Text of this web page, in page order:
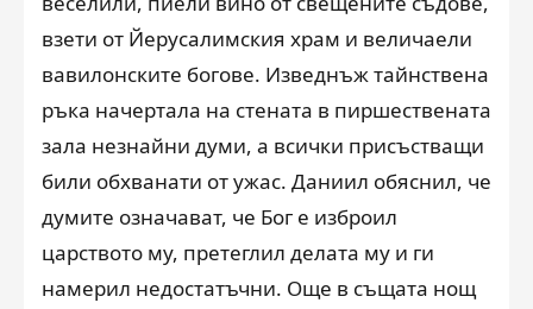
взети от Йерусалимския храм и величаели
вавилонските богове. Изведнъж тайнствена
ръка начертала на стената в пиршествената
зала незнайни думи, а всички присъстващи
били обхванати от ужас. Даниил обяснил, че
думите означават, че Бог е изброил
царството му, претеглил делата му и ги
намерил недостатъчни. Още в същата нощ